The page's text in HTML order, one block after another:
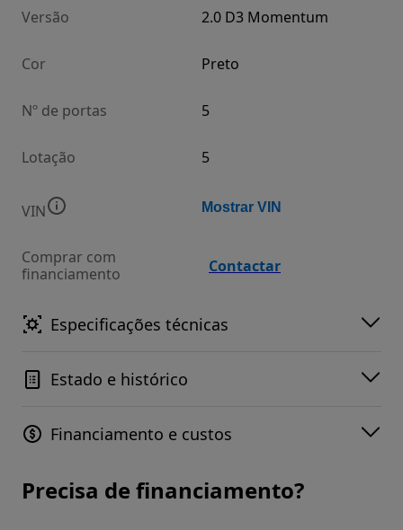
Versão 2.0 D3 Momentum
Cor Preto
Nº de portas 5
Lotação 5
VIN Mostrar VIN
Comprar com
financiamento
Contactar
Especificações técnicas
Estado e histórico
Financiamento e custos
Precisa de financiamento?